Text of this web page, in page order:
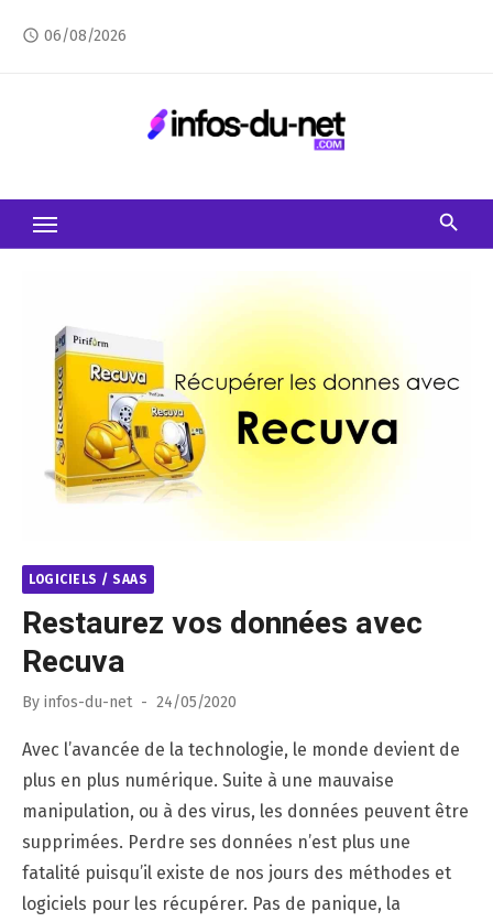
access_time 06/08/2026
LOGICIELS / SAAS
Restaurez vos données avec
Recuva
By infos-du-net
Posted
24/05/2020
Avec l’avancée de la technologie, le monde devient de
plus en plus numérique. Suite à une mauvaise
manipulation, ou à des virus, les données peuvent être
supprimées. Perdre ses données n’est plus une
fatalité puisqu’il existe de nos jours des méthodes et
logiciels pour les récupérer. Pas de panique, la